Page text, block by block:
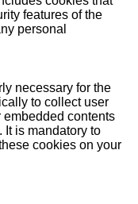
features of the
personal
necessary for the
to collect user
contents
It is mandatory to
cookies on your